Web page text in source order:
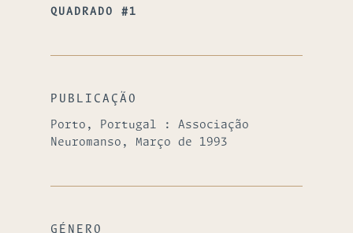
QUADRADO #1
PUBLICAÇÃO
Porto, Portugal : Associação
Neuromanso, Março de 1993
GÉNERO